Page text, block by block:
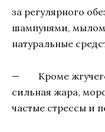
за регулярного
шампунями,
натуральные
— Кроме жгучего
сильная жара,
частые стрессы и